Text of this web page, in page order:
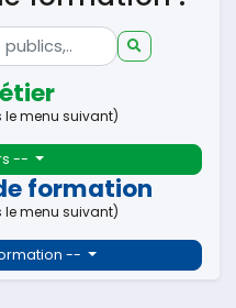
menu suivant)
--
formation
menu suivant)
--